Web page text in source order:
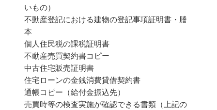
いもの）
不動産登記における建物の登記事項証明書・謄
本
個人住民税の課税証明書
不動産売買契約書コピー
中古住宅販売証明書
住宅ローンの金銭消費貸借契約書
通帳コピー（給付金振込先）
売買時等の検査実施が確認できる書類（上記の